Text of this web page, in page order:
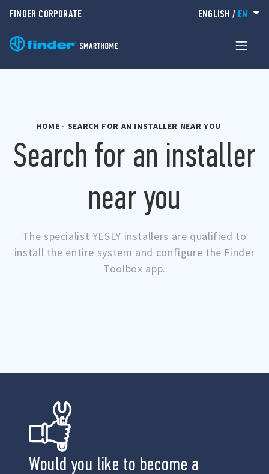
FINDER CORPORATE ENGLISH / EN
HOME - SEARCH FOR AN INSTALLER NEAR YOU
Search for an installer
near you
The specialist YESLY installers are qualified to
install the entire system and configure the Finder
Toolbox app.
Would you like to become a